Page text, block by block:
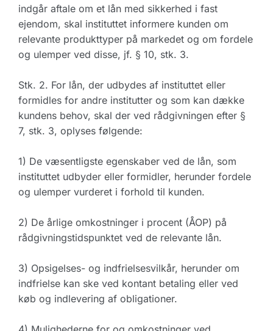
indgår aftale om et lån med sikkerhed i fast
ejendom, skal instituttet informere kunden om
relevante produkttyper på markedet og om fordele
og ulemper ved disse, jf. § 10, stk. 3.
Stk. 2. For lån, der udbydes af instituttet eller
formidles for andre institutter og som kan dække
kundens behov, skal der ved rådgivningen efter §
7, stk. 3, oplyses følgende:
1) De væsentligste egenskaber ved de lån, som
instituttet udbyder eller formidler, herunder fordele
og ulemper vurderet i forhold til kunden.
2) De årlige omkostninger i procent (ÅOP) på
rådgivningstidspunktet ved de relevante lån.
3) Opsigelses- og indfrielsesvilkår, herunder om
indfrielse kan ske ved kontant betaling eller ved
køb og indlevering af obligationer.